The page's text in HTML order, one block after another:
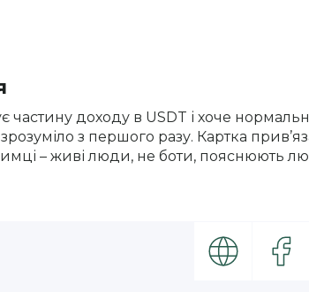
доходу в USDT і хоче
з першого разу. Картка
– живі люди, не боти, пояснюють